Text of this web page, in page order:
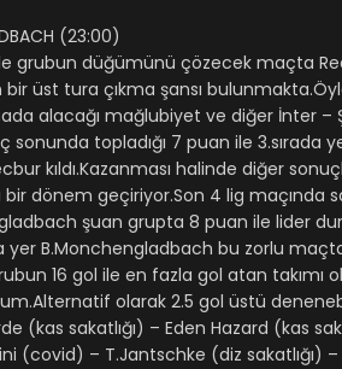
(23:00)
grubun düğümünü çözecek maçta
üst tura çıkma şansı
alacağı mağlubiyet ve diğer İnter –
topladığı 7 puan ile 3.sırada
kıldı.Kazanması halinde diğer
dönem geçiriyor.Son 4 lig
şuan grupta 8 puan ile lider
yer B.Monchengladbach bu zorlu
16 gol ile en fazla gol atan
olarak 2.5 gol üstü
(kas sakatlığı) – Eden Hazard (kas
(covid) – T.Jantschke (diz